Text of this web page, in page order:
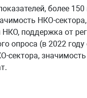
более
НКО-сектора,
НКО, поддержка от
опроса (в 2022 году
сектора,